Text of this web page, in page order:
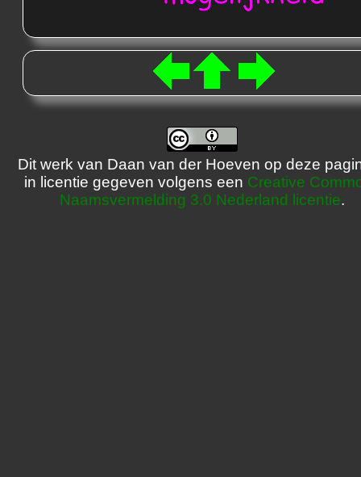
Dit werk van Daan van der Hoeven op deze
in licentie gegeven volgens een Creative
Naamsvermelding 3.0 Nederland licentie.